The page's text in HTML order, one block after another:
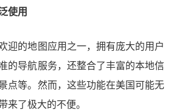
使用
迎的地图应用之一，拥有庞大的用户
的导航服务，还整合了丰富的本地信
点等。然而，这些功能在美国可能无
来了极大的不便。